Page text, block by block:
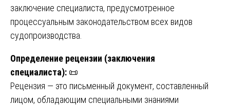
заключение специалиста, предусмотренное
процессуальным законодательством всех видов
судопроизводства.
Определение рецензии (заключения
специалиста): 📜
Рецензия — это письменный документ, составленный
лицом, обладающим специальными знаниями